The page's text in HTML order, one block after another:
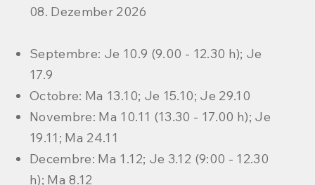
08. Dezember 2026
Septembre: Je 10.9 (9.00 - 12.30 h); Je
17.9
Octobre: Ma 13.10; Je 15.10; Je 29.10
Novembre: Ma 10.11 (13.30 - 17.00 h); Je
19.11; Ma 24.11
Decembre: Ma 1.12; Je 3.12 (9:00 - 12.30
h); Ma 8.12